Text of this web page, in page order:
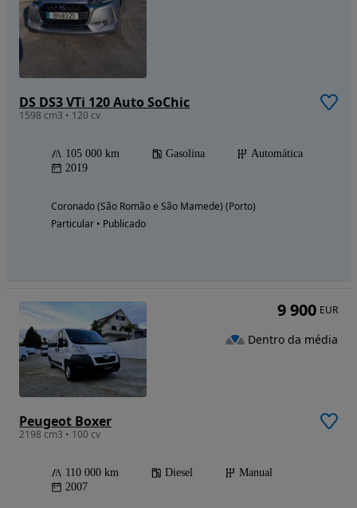
DS DS3 VTi 120 Auto SoChic
1598 cm3 • 120 cv
105 000 km Gasolina
Automática
2019
Coronado (São Romão e São Mamede) (Porto)
Particular • Publicado
Peugeot Boxer
2198 cm3 • 100 cv
110 000 km Diesel
Manual
2007
9 900 EUR
Dentro da média